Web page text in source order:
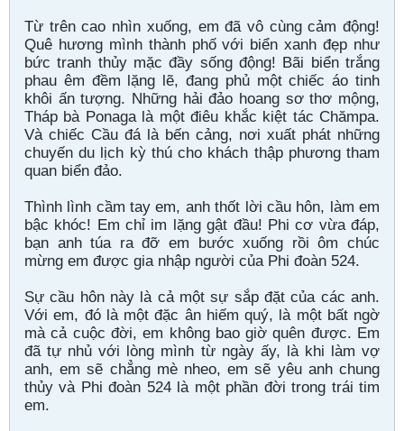
Từ trên cao nhìn xuống, em đã vô cùng cảm động!
Quê hương mình thành phố với biển xanh đẹp như
bức tranh thủy mặc đầy sống động! Bãi biển trắng
phau êm đềm lặng lẽ, đang phủ một chiếc áo tinh
khôi ấn tượng. Những hải đảo hoang sơ thơ mộng,
Tháp bà Ponaga là một điêu khắc kiệt tác Chămpa.
Và chiếc Cầu đá là bến cảng, nơi xuất phát những
chuyến du lịch kỳ thú cho khách thập phương tham
quan biển đảo.
Thình lình cầm tay em, anh thốt lời cầu hôn, làm em
bậc khóc! Em chỉ im lặng gật đầu! Phi cơ vừa đáp,
bạn anh túa ra đỡ em bước xuống rồi ôm chúc
mừng em được gia nhập người của Phi đoàn 524.
Sự cầu hôn này là cả một sự sắp đặt của các anh.
Với em, đó là một đặc ân hiếm quý, là một bất ngờ
mà cả cuộc đời, em không bao giờ quên được. Em
đã tự nhủ với lòng mình từ ngày ấy, là khi làm vợ
anh, em sẽ chẳng mè nheo, em sẽ yêu anh chung
thủy và Phi đoàn 524 là một phần đời trong trái tim
em.